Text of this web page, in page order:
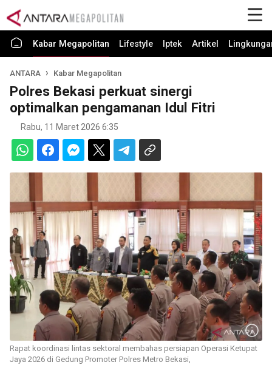
Kabar Megapolitan Lifestyle Iptek Artikel
ANTARA Kabar Megapolitan
Polres Bekasi perkuat sinergi
optimalkan pengamanan Idul Fitri
Rabu, 11 Maret 2026 6:35
Rapat koordinasi lintas sektoral membahas persiapan Operasi Ketupat
Jaya 2026 di Gedung Promoter Polres Metro Bekasi,